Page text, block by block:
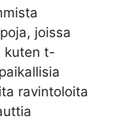
joissa
kuten t-
ravintoloita